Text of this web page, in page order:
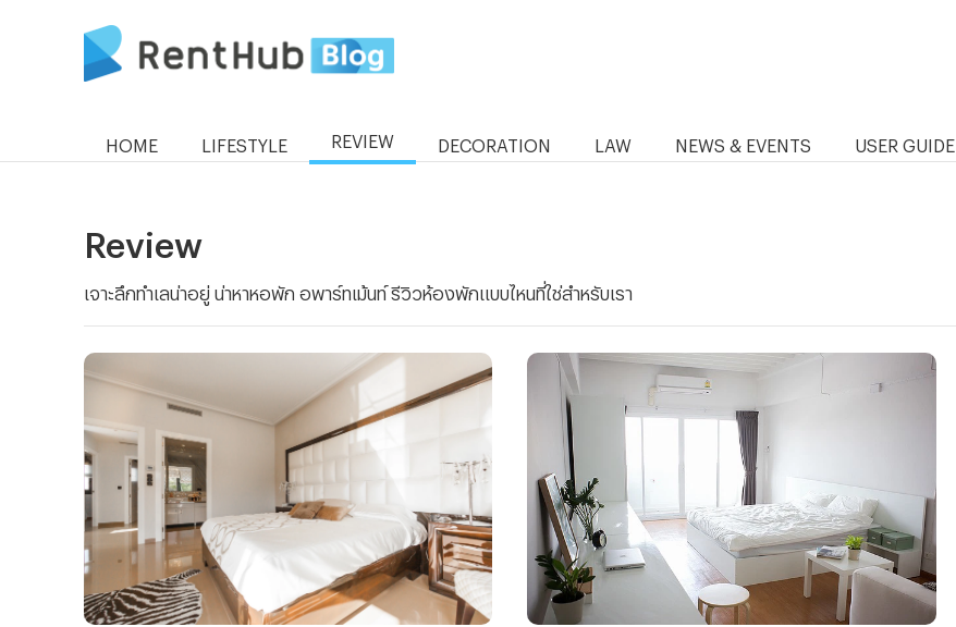
HOME LIFESTYLE REVIEW DECORATION LAW NEWS & EVENTS USER GUIDE
Review
เจาะลึกทำเลน่าอยู่ น่าหาหอพัก อพาร์ทเม้นท์ รีวิวห้องพักแบบไหนที่ใช่สำหรับเรา